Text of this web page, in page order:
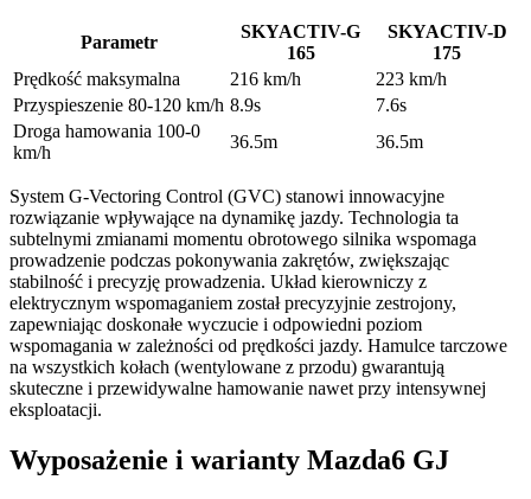
Parametr
SKYACTIV-G
165
SKYACTIV-D
175
Prędkość maksymalna
216 km/h
223 km/h
Przyspieszenie 80-120 km/h 8.9s
7.6s
Droga hamowania 100-0
km/h
36.5m 36.5m
System G-Vectoring Control (GVC) stanowi innowacyjne
rozwiązanie wpływające na dynamikę jazdy. Technologia ta
subtelnymi zmianami momentu obrotowego silnika wspomaga
prowadzenie podczas pokonywania zakrętów, zwiększając
stabilność i precyzję prowadzenia. Układ kierowniczy z
elektrycznym wspomaganiem został precyzyjnie zestrojony,
zapewniając doskonałe wyczucie i odpowiedni poziom
wspomagania w zależności od prędkości jazdy. Hamulce tarczowe
na wszystkich kołach (wentylowane z przodu) gwarantują
skuteczne i przewidywalne hamowanie nawet przy intensywnej
eksploatacji.
Wyposażenie i warianty Mazda6 GJ